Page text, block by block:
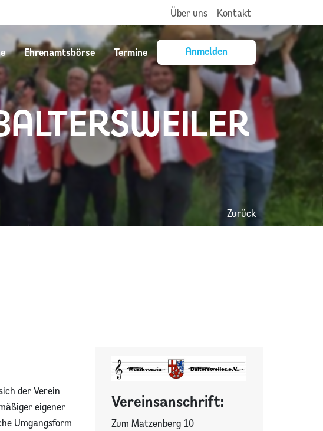
Über uns Kontakt
Ehrenamtsbörse Termine Anmelden
Zurück
der Verein
eigener
Umgangsform
Vereinsanschrift:
Zum Matzenberg 10